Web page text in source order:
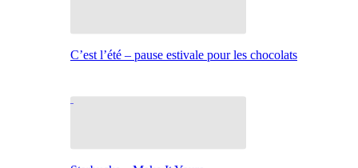
C’est l’été – pause estivale pour les chocolats